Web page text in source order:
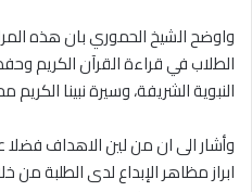
واوضح الشيخ الحموري بان هذه
الطلاب في قراءة القرآن الكريم
النبوية الشريفة، وسيرة نبينا
وأشار الى ان من لين الاهداف فضلا
ابراز مظاهر الإبداع لدى الطلبة من